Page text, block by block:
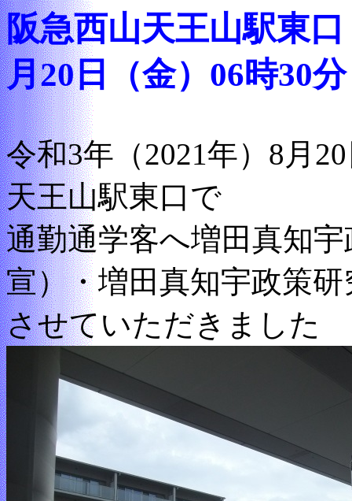
阪急西山天王山駅東
月20日（金）06時30
令和3年（2021年）8月
天王山駅東口で
通勤通学客へ増田真知
宣）・増田真知宇政策
させていただきました